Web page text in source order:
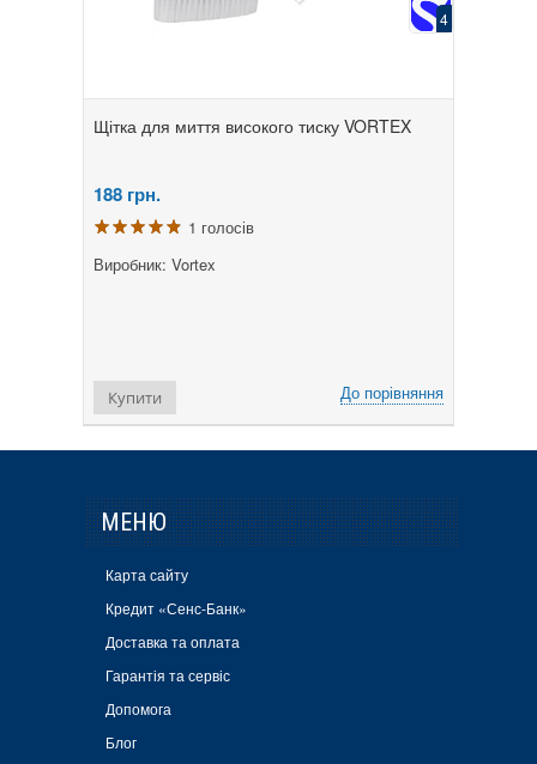
4
Щітка для миття високого тиску VORTEX
188 грн.
1 голосів
Виробник: Vortex
До порівняння
Купити
МЕНЮ
Карта сайту
Кредит «Сенс-Банк»
Доставка та оплата
Гарантія та сервіс
Допомога
Блог